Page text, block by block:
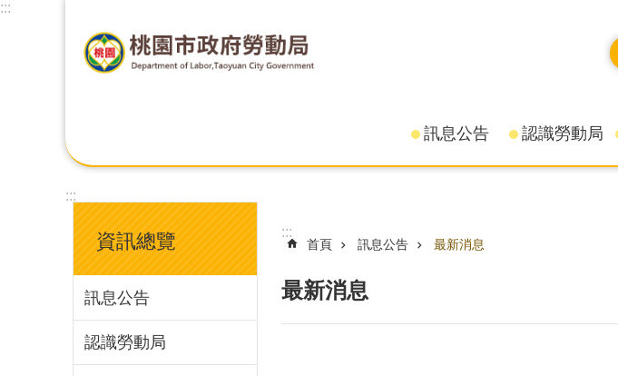
:::
訊息公告 認識勞動局
:::
資訊總覽
訊息公告
認識勞動局
:::
首頁 訊息公告 最新消息
最新消息